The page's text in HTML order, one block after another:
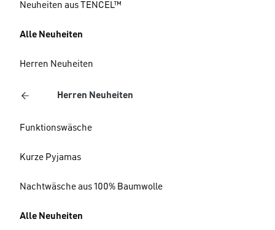
Neuheiten aus TENCEL™
Alle Neuheiten
Herren Neuheiten
Herren Neuheiten
Funktionswäsche
Kurze Pyjamas
Nachtwäsche aus 100% Baumwolle
Alle Neuheiten